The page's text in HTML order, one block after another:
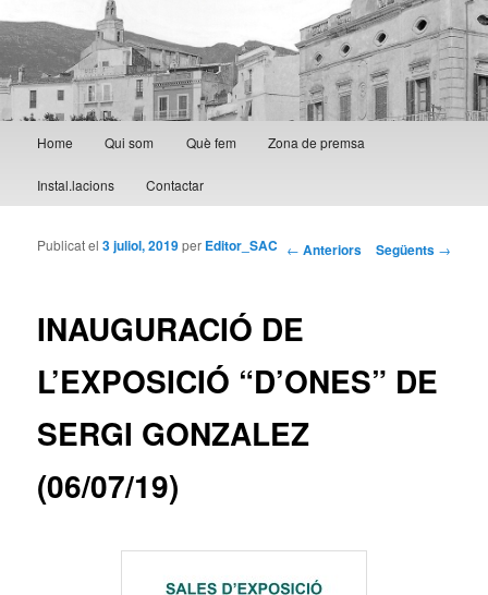
Aneu al contingut principal
Aneu al contingut secundari
Home Qui som Què fem Zona de premsa
Instal.lacions Contactar
Navegació per les
← Anteriors Següents →
INAUGURACIÓ DE
L’EXPOSICIÓ “D’ONES” DE
SERGI GONZALEZ
(06/07/19)
Publicat el3 juliol, 2019per Editor_SAC